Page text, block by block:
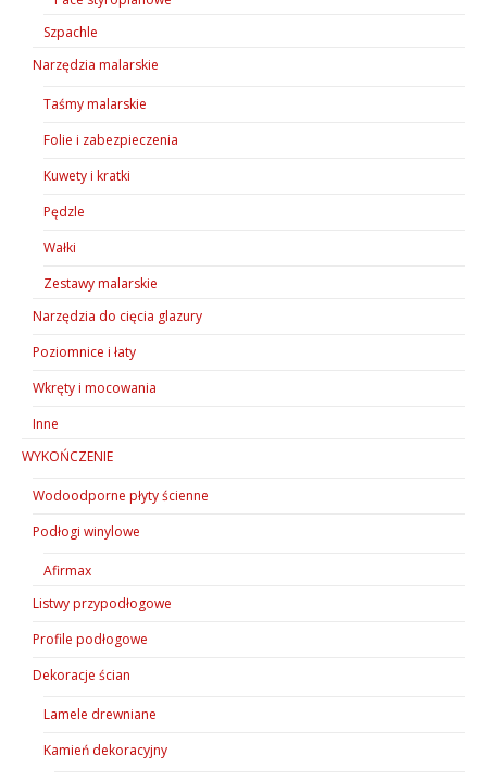
Szpachle
Narzędzia malarskie
Taśmy malarskie
Folie i zabezpieczenia
Kuwety i kratki
Pędzle
Wałki
Zestawy malarskie
Narzędzia do cięcia glazury
Poziomnice i łaty
Wkręty i mocowania
Inne
WYKOŃCZENIE
Wodoodporne płyty ścienne
Podłogi winylowe
Afirmax
Listwy przypodłogowe
Profile podłogowe
Dekoracje ścian
Lamele drewniane
Kamień dekoracyjny